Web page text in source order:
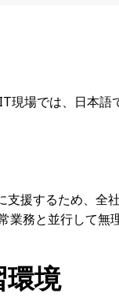
現場では、日本語
支援するため、全
業務と並行して無
境